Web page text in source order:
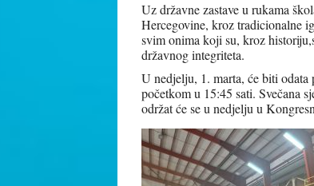
Uz državne zastave u rukama
Hercegovine, kroz tradicionalne
svim onima koji su, kroz
državnog integriteta.
U nedjelju, 1. marta, će biti odata
početkom u 15:45 sati. Svečana
održat će se u nedjelju u